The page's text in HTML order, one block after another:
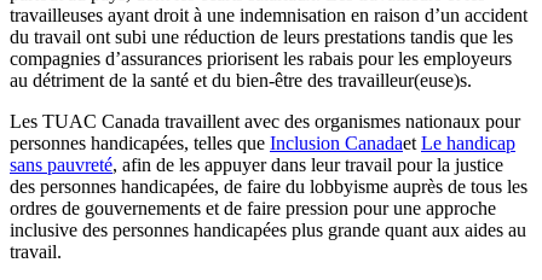
travailleuses ayant droit à une indemnisation en raison d’un accident
du travail ont subi une réduction de leurs prestations tandis que les
compagnies d’assurances priorisent les rabais pour les employeurs
au détriment de la santé et du bien-être des travailleur(euse)s.
Les TUAC Canada travaillent avec des organismes nationaux pour
personnes handicapées, telles que Inclusion Canadaet Le handicap
sans pauvreté, afin de les appuyer dans leur travail pour la justice
des personnes handicapées, de faire du lobbyisme auprès de tous les
ordres de gouvernements et de faire pression pour une approche
inclusive des personnes handicapées plus grande quant aux aides au
travail.